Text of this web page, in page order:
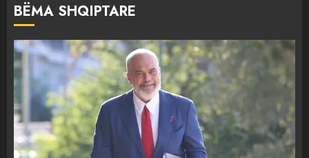
BËMA SHQIPTARE